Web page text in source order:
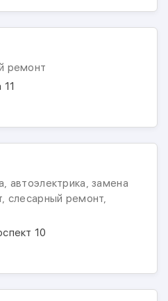
ремонт
автоэлектрика, замена
слесарный ремонт,
10